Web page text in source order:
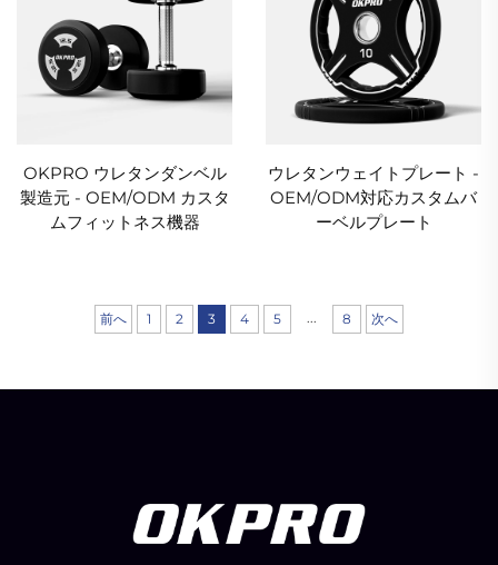
OKPRO ウレタンダンベル
製造元 - OEM/ODM カスタ
ムフィットネス機器
ウレタンウェイトプレート -
OEM/ODM対応カスタムバ
ーベルプレート
前へ 1 2 3 4 5 ... 8 次へ